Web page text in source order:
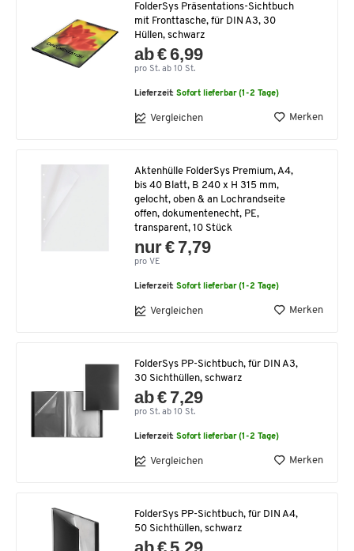
FolderSys Präsentations-Sichtbuch
mit Fronttasche, für DIN A3, 30
Hüllen, schwarz
ab € 6,99
pro St. ab 10 St.
Lieferzeit:Sofort lieferbar (1-2 Tage)
Vergleichen Merken
Aktenhülle FolderSys Premium, A4,
bis 40 Blatt, B 240 x H 315 mm,
gelocht, oben & an Lochrandseite
offen, dokumentenecht, PE,
transparent, 10 Stück
nur € 7,79
pro VE
Lieferzeit:Sofort lieferbar (1-2 Tage)
Vergleichen Merken
FolderSys PP-Sichtbuch, für DIN A3,
30 Sichthüllen, schwarz
ab € 7,29
pro St. ab 10 St.
Lieferzeit:Sofort lieferbar (1-2 Tage)
Vergleichen Merken
FolderSys PP-Sichtbuch, für DIN A4,
50 Sichthüllen, schwarz